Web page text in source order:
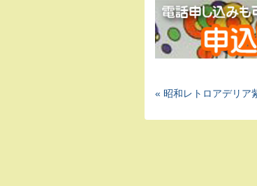
« 昭和レトロアデリア